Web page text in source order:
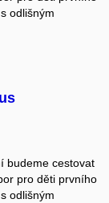
odlišným
budeme cestovat
pro děti prvního
odlišným